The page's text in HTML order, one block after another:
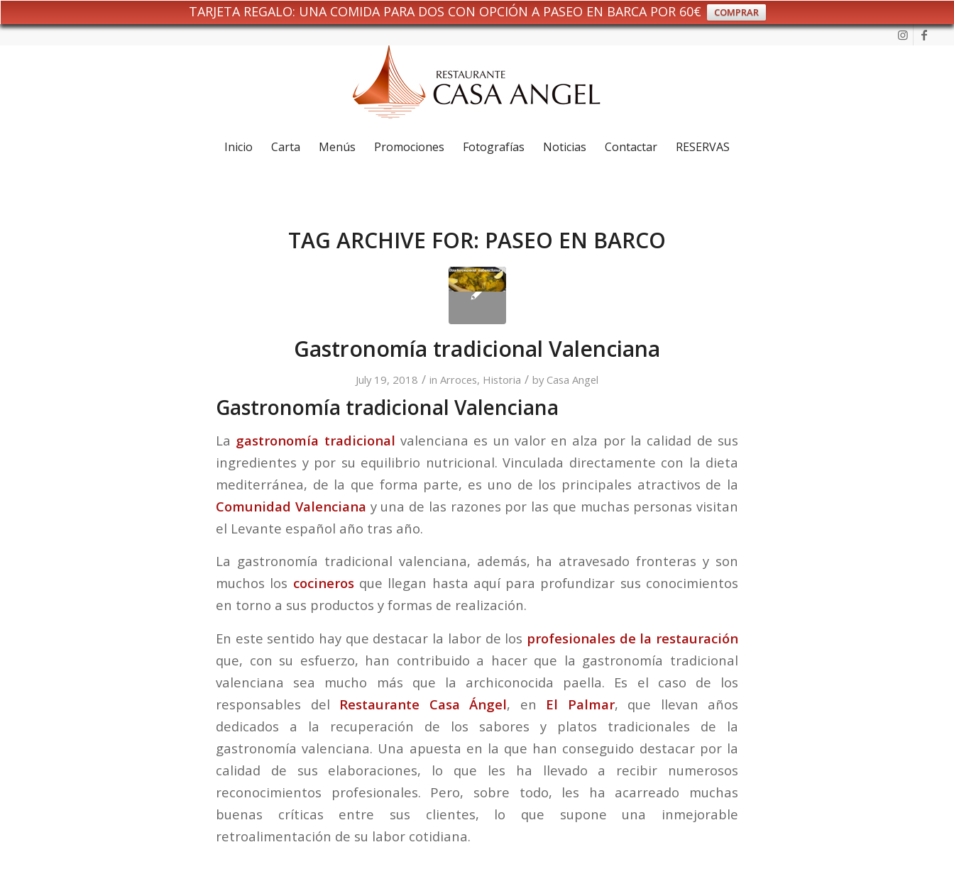
TARJETA REGALO: UNA COMIDA PARA DOS CON OPCIÓN A PASEO EN BARCA POR 60€ COMPRAR
Inicio Carta Menús Promociones Fotografías Noticias Contactar RESERVAS
TAG ARCHIVE FOR: PASEO EN BARCO
Gastronomía tradicional Valenciana
July 19, 2018 / in Arroces, Historia / by Casa Angel
Gastronomía tradicional Valenciana
La gastronomía tradicional valenciana es un valor en alza por la calidad de sus
ingredientes y por su equilibrio nutricional. Vinculada directamente con la dieta
mediterránea, de la que forma parte, es uno de los principales atractivos de la
Comunidad Valenciana y una de las razones por las que muchas personas visitan
el Levante español año tras año.
La gastronomía tradicional valenciana, además, ha atravesado fronteras y son
muchos los cocinerosque llegan hasta aquí para profundizar sus conocimientos
en torno a sus productos y formas de realización.
En este sentido hay que destacar la labor de los profesionales de la restauración
que, con su esfuerzo, han contribuido a hacer que la gastronomía tradicional
valenciana sea mucho más que la archiconocida paella. Es el caso de los
responsables del Restaurante Casa Ángel, en El Palmar, que llevan años
dedicados a la recuperación de los sabores y platos tradicionales de la
gastronomía valenciana. Una apuesta en la que han conseguido destacar por la
calidad de sus elaboraciones, lo que les ha llevado a recibir numerosos
reconocimientos profesionales. Pero, sobre todo, les ha acarreado muchas
buenas críticas entre sus clientes, lo que supone una inmejorable
retroalimentación de su labor cotidiana.